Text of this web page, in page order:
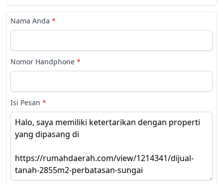
Nama Anda *
Nomor Handphone *
Isi Pesan *